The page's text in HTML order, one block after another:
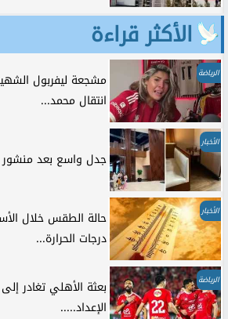
الأكثر قراءة
الرياضة
مشجعة ليفربول
انتقال محمد...
الأخبار
جدل واسع بعد
الأخبار
حالة الطقس خلال
درجات الحرارة...
الرياضة
بعثة الأهلي تغادر
الإعداد.....